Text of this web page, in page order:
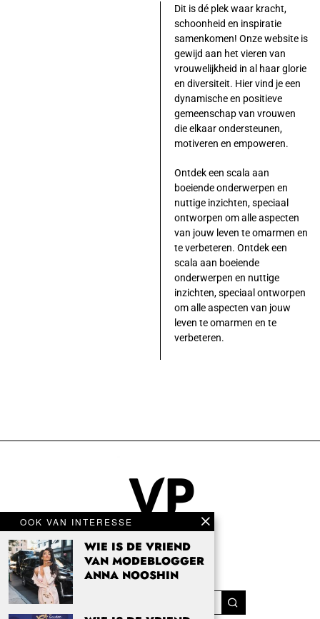
OOK VAN INTERESSE
WIE IS DE VRIEND
VAN MODEBLOGGER
ANNA NOOSHIN
Dit is dé plek waar kracht,
schoonheid en inspiratie
samenkomen! Onze website is
gewijd aan het vieren van
vrouwelijkheid in al haar glorie
en diversiteit. Hier vind je een
dynamische en positieve
gemeenschap van vrouwen
die elkaar ondersteunen,
motiveren en empoweren.
Ontdek een scala aan
boeiende onderwerpen en
nuttige inzichten, speciaal
ontworpen om alle aspecten
van jouw leven te omarmen en
te verbeteren. Ontdek een
scala aan boeiende
onderwerpen en nuttige
inzichten, speciaal ontworpen
om alle aspecten van jouw
leven te omarmen en te
verbeteren.